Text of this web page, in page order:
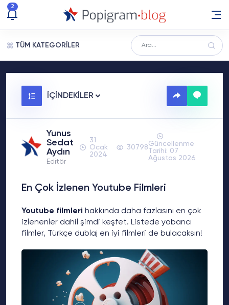
2
TÜM KATEGORİLER
İÇİNDEKİLER
Yunus
Sedat
Aydın
Editör
31
Ocak
2024
30798Güncellenme
Tarihi: 07
Ağustos 2026
En Çok İzlenen Youtube Filmleri
Youtube filmleri hakkında daha fazlasını en çok
izlenenler dahil şimdi keşfet. Listede yabancı
filmler, Türkçe dublaj en iyi filmleri de bulacaksın!